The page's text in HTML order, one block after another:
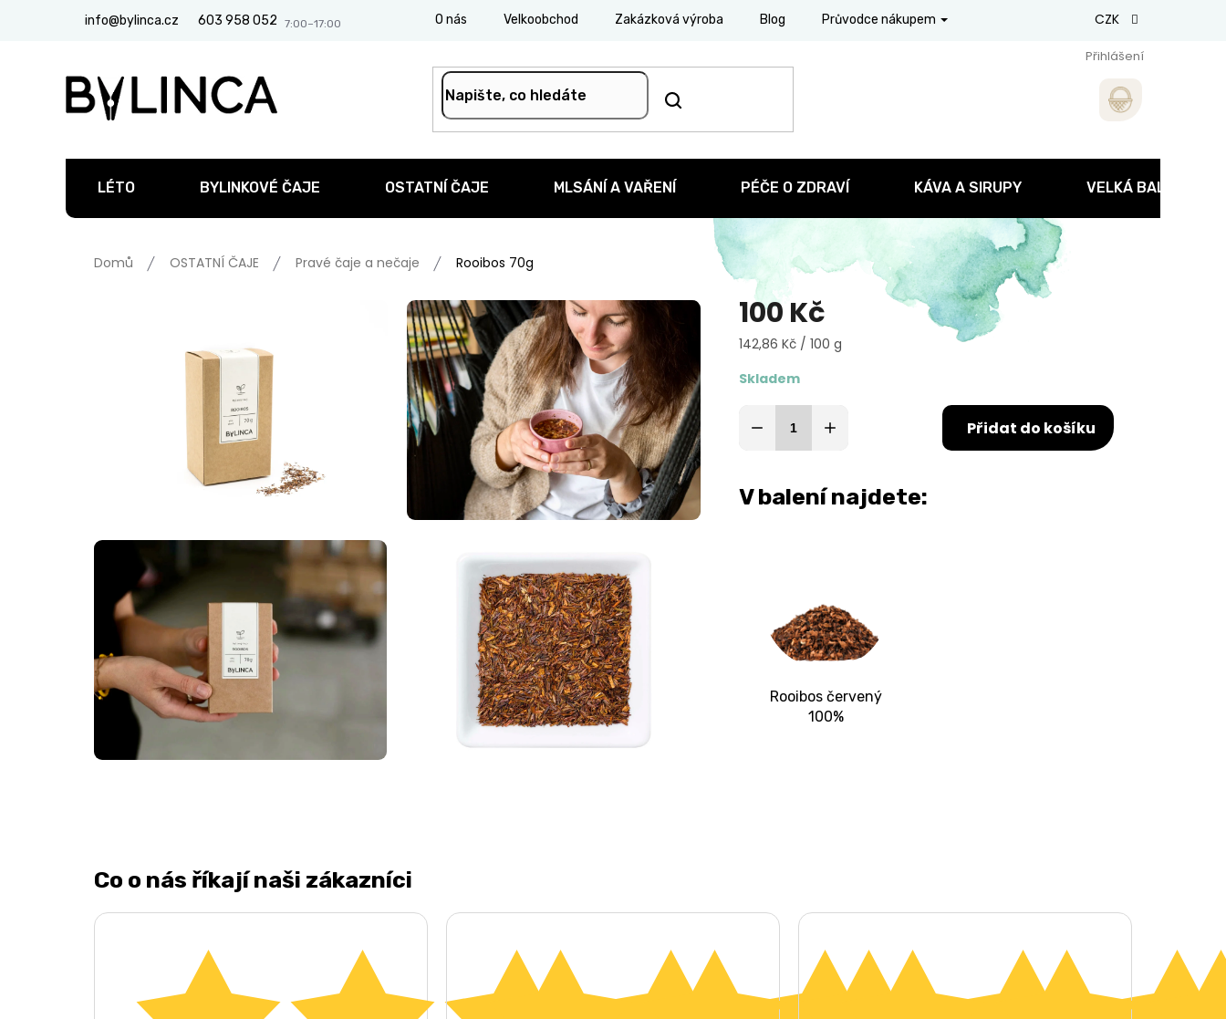
603 958 052
info@bylinca.cz O nás Velkoobchod Zakázková výroba Blog Průvodce nákupem CZK
Přihlášení
LÉTO BYLINKOVÉ ČAJE OSTATNÍ ČAJE MLSÁNÍ A VAŘENÍ PÉČE O ZDRAVÍ KÁVA A SIRUPY VELKÁ BALENÍ
Domů OSTATNÍ ČAJE Pravé čaje a nečaje Rooibos 70g
100 Kč
Měrná
142,86 Kč / 100 g
Skladem
Přidat do košíku
V balení najdete:
Rooibos červený
100%
Co o nás říkají naši zákazníci